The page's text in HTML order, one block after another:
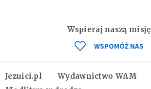
Jezuici.pl Wydawnictwo WAM
Wspieraj naszą misję
WSPOMÓŻ NAS